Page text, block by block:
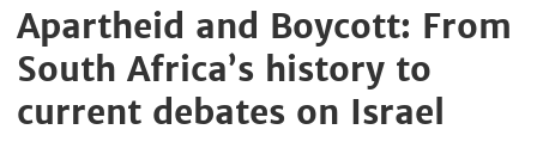
Apartheid and Boycott: From
South Africa’s history to
current debates on Israel